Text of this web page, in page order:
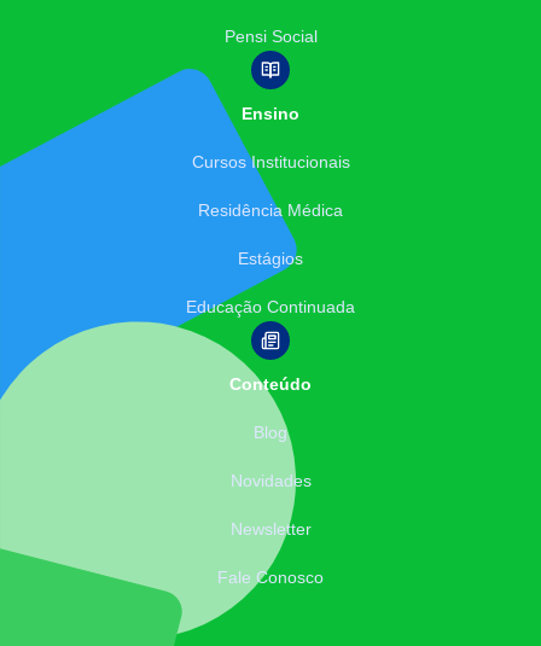
Pensi Social
Ensino
Cursos Institucionais
Residência Médica
Estágios
Educação Continuada
Conteúdo
Blog
Novidades
Newsletter
Fale Conosco